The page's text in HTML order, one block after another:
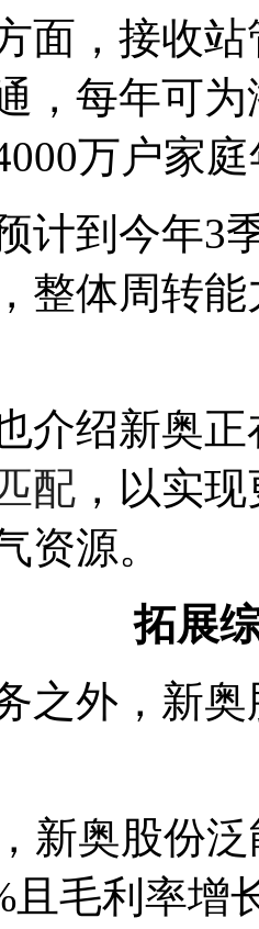
面，接收
，每年可
万户家
计到今年3
整体周转
介绍新奥
配 ，以实
资源。
拓展
之外，新
新奥股份
且毛利率增